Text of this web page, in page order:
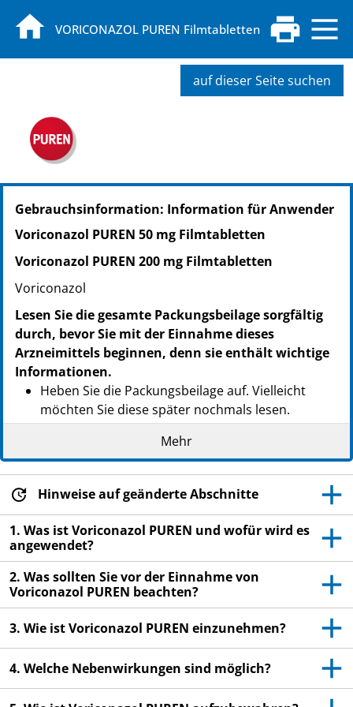
VORICONAZOL PUREN Filmtabletten
auf dieser Seite suchen
PZN: 11675155
PPN: 111167515575
NTIN: 04150116751559
PPN: 111167516141
NTIN: 04150116751610
PZN: 12493404
PPN: 111249340432
NTIN: 04150124934043
PZN: 12746957
PPN: 111274695770
NTIN: 04150127469573
Gebrauchsinformation: Information für Anwender
Voriconazol PUREN 50 mg Filmtabletten
Voriconazol PUREN 200 mg Filmtabletten
Voriconazol
Lesen Sie die gesamte Packungsbeilage sorgfältig
durch, bevor Sie mit der Einnahme dieses
Arzneimittels beginnen, denn sie enthält wichtige
Informationen.
Heben Sie die Packungsbeilage auf. Vielleicht
möchten Sie diese später nochmals lesen.
Wenn Sie weitere Fragen haben, wenden Sie sich
an Ihren Arzt, Apotheker oder das medizinische
Fachpersonal.
Dieses Arzneimittel wurde Ihnen persönlich
verschrieben. Geben Sie es nicht an Dritte weiter.
Es kann anderen Menschen schaden, auch wenn
diese die gleichen Beschwerden haben wie Sie.
Wenn Sie Nebenwirkungen bemerken, wenden Sie
sich an Ihren Arzt, Apotheker oder das
medizinische Fachpersonal. Dies gilt auch für
Packungsbeilage angegeben sind. Siehe Abschnitt
Mehr
Hinweise auf geänderte Abschnitte
1. Was ist Voriconazol PUREN und wofür wird es
angewendet?
2. Was sollten Sie vor der Einnahme von
Voriconazol PUREN beachten?
3. Wie ist Voriconazol PUREN einzunehmen?
4. Welche Nebenwirkungen sind möglich?